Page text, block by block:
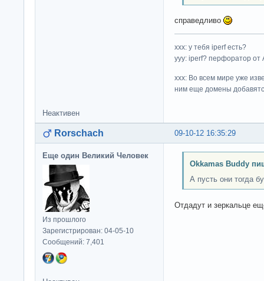
справедливо
ххх: у тебя iperf есть?
yyy: iperf? перфоратор от
xxx: Во всем мире уже
ним еще домены
Неактивен
09-10-12 16:35:29
Rorschach
Еще один Великий Человек
Из прошлого
Зарегистрирован: 04-05-10
Сообщений: 7,401
Okkamas Buddy
А пусть они тогда
Отдадут и зеркальце